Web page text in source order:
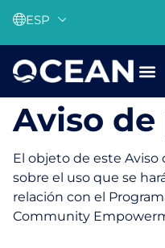
ESP
Aviso
El objeto de este Aviso
sobre el uso que se
relación con el
Community